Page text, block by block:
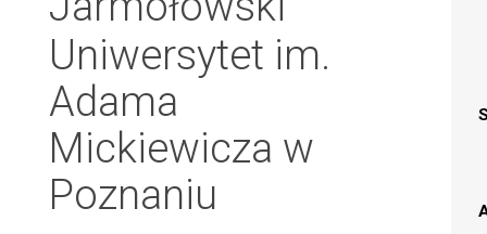
Uniwersytet im.
Adama
Mickiewicza w
Poznaniu